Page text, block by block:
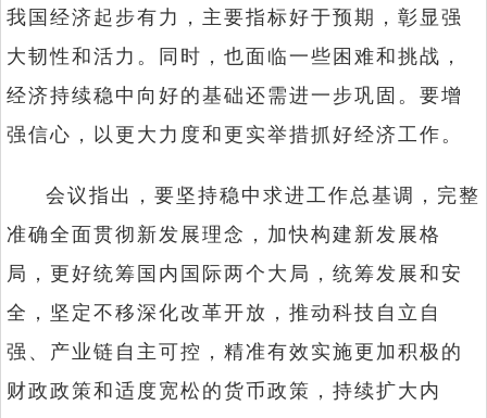
我国经济起步有力，主要指标好于预期，彰显强
大韧性和活力。同时，也面临一些困难和挑战，
经济持续稳中向好的基础还需进一步巩固。要增
强信心，以更大力度和更实举措抓好经济工作。
会议指出，要坚持稳中求进工作总基调，完整
准确全面贯彻新发展理念，加快构建新发展格
局，更好统筹国内国际两个大局，统筹发展和安
全，坚定不移深化改革开放，推动科技自立自
强、产业链自主可控，精准有效实施更加积极的
财政政策和适度宽松的货币政策，持续扩大内